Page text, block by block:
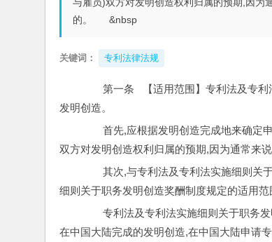
的。 &nbsp
关键词： 专利法律法规
第一条   【适用范围】专利法及专利
发明创造。
首先,应根据发明创造完成地来确定申
双方对发明创造权利归属的预期,因为通常来
其次,与专利法及专利法实施细则关于
细则关于职务发明创造奖酬制度规定的适用范
专利法及专利法实施细则关于职务发
在中国大陆完成的发明创造,在中国大陆申请